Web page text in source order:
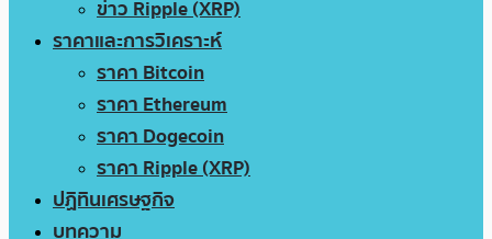
ข่าว Ripple (XRP)
ราคาและการวิเคราะห์
ราคา Bitcoin
ราคา Ethereum
ราคา Dogecoin
ราคา Ripple (XRP)
ปฏิทินเศรษฐกิจ
บทความ